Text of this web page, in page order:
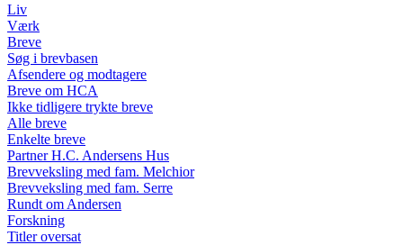
Liv
Værk
Breve
Søg i brevbasen
Afsendere og modtagere
Breve om HCA
Ikke tidligere trykte breve
Alle breve
Enkelte breve
Partner H.C. Andersens Hus
Brevveksling med fam. Melchior
Brevveksling med fam. Serre
Rundt om Andersen
Forskning
Titler oversat